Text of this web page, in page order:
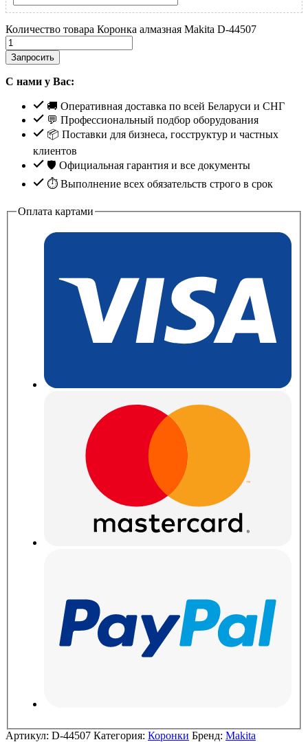
Количество товара Коронка алмазная Makita D-44507
Запросить
С нами у Вас:
🚚 Оперативная доставка по всей Беларуси и СНГ
💬 Профессиональный подбор оборудования
📦 Поставки для бизнеса, госструктур и частных
клиентов
🛡️ Официальная гарантия и все документы
⏱ Выполнение всех обязательств строго в срок
Оплата картами
Артикул: D-44507 Категория: Коронки Бренд: Makita